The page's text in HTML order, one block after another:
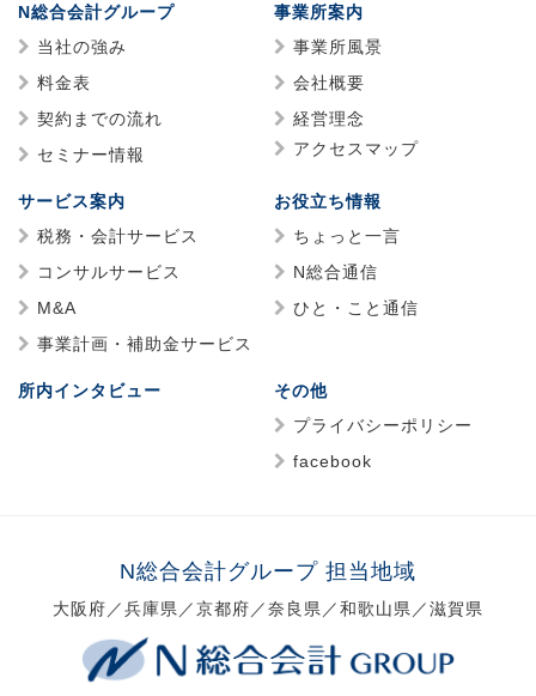
N総合会計グループ
当社の強み
料金表
契約までの流れ
セミナー情報
事業所案内
事業所風景
会社概要
経営理念
アクセスマップ
サービス案内
税務・会計サービス
コンサルサービス
M&A
事業計画・補助金サービス
お役立ち情報
ちょっと一言
N総合通信
ひと・こと通信
所内インタビュー
その他
プライバシーポリシー
facebook
N総合会計グループ 担当地域
大阪府／兵庫県／京都府／奈良県／和歌山県／滋賀県